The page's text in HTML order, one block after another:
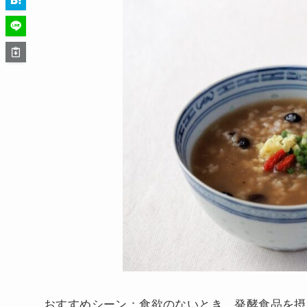
おすすめシーン：食欲のないとき、発酵食品を